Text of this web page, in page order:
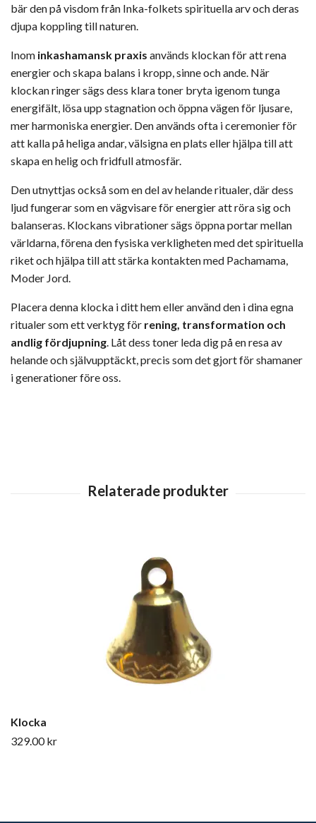
bär den på visdom från Inka-folkets spirituella arv och deras
djupa koppling till naturen.
Inom inkashamansk praxis används klockan för att rena
energier och skapa balans i kropp, sinne och ande. När
klockan ringer sägs dess klara toner bryta igenom tunga
energifält, lösa upp stagnation och öppna vägen för ljusare,
mer harmoniska energier. Den används ofta i ceremonier för
att kalla på heliga andar, välsigna en plats eller hjälpa till att
skapa en helig och fridfull atmosfär.
Den utnyttjas också som en del av helande ritualer, där dess
ljud fungerar som en vägvisare för energier att röra sig och
balanseras. Klockans vibrationer sägs öppna portar mellan
världarna, förena den fysiska verkligheten med det spirituella
riket och hjälpa till att stärka kontakten med Pachamama,
Moder Jord.
Placera denna klocka i ditt hem eller använd den i dina egna
ritualer som ett verktyg för rening, transformation och
andlig fördjupning . Låt dess toner leda dig på en resa av
helande och självupptäckt, precis som det gjort för shamaner
i generationer före oss.
Klocka
329.00 kr